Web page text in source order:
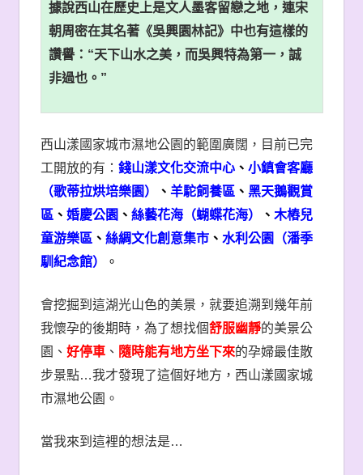
據說西山在歷史上是文人墨客留戀之地，連宋
朝周密在其名著《吳興園林記》中也有這樣的
讚譽：“天下山水之美，而吳興特為第一，誠
非過也。”
西山漾國家城市濕地公園的範圍廣闊，目前已完
工開放的有： 錢山漾文化交流中心、 小鎮會客廳
（歌蒂拉烘培樂園）
、 羊駝飼養區 、 黑天鵝觀賞
區 、 婚慶公園 、 絲藝花海（蝴蝶花海） 、 木樁兒
童游樂區 、 絲綢文化創意集市、 水利公園（潘季
馴紀念館）
。
會挖掘到這湖光山色的美景，就要追溯到幾年前
我懷孕的後期時，為了想找個舒服幽靜的美景公
園、 好停車、 隨時能有地方坐下來的孕婦最佳散
步景點…我才發現了這個好地方，西山漾國家城
市濕地公園。
當我來到這裡的想法是…